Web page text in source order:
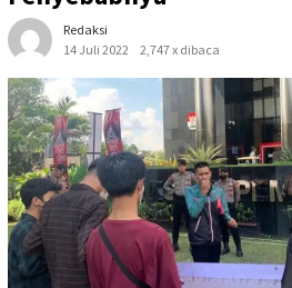
Redaksi
14 Juli 2022
2,747 x dibaca